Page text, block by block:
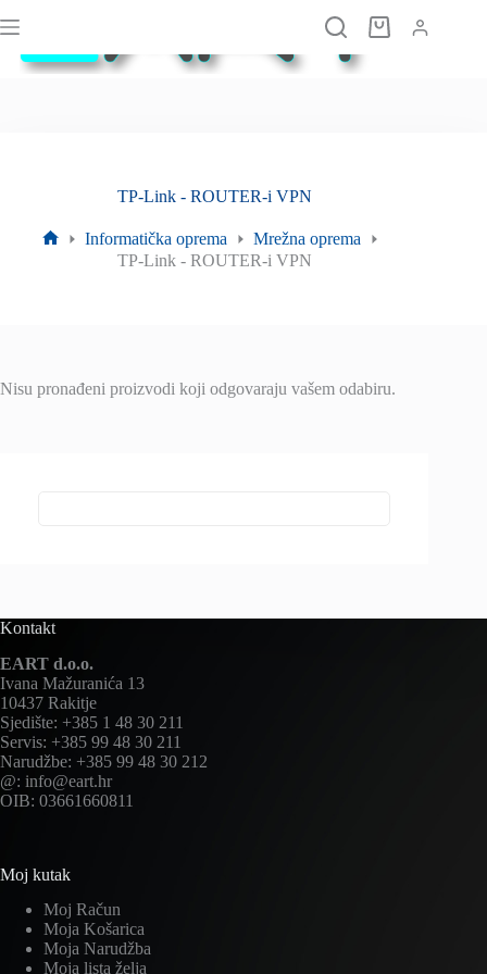
na
Košarica
TP-Link - ROUTER-i VPN
Informatička oprema
Mrežna oprema
TP-Link - ROUTER-i VPN
Nisu pronađeni proizvodi koji odgovaraju vašem odabiru.
Kontakt
EART d.o.o.
Ivana Mažuranića 13
10437 Rakitje
Sjedište: +385 1 48 30 211
Servis: +385 99 48 30 211
Narudžbe: +385 99 48 30 212
@: info@eart.hr
OIB: 03661660811
Moj kutak
Moj Račun
Moja Košarica
Moja Narudžba
Moja lista želja